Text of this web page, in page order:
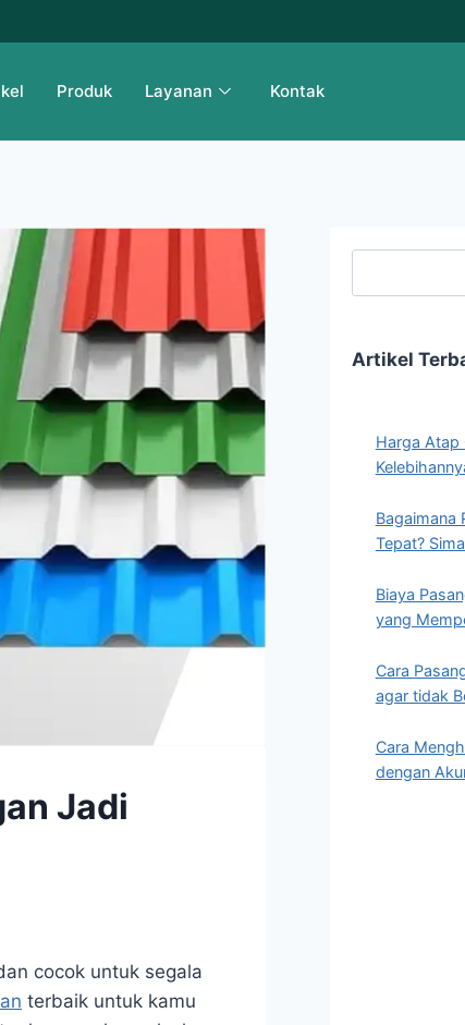
Produk Layanan Kontak
Jadi
cocok untuk segala
terbaik untuk kamu
Artikel
Harga Atap
Bagaimana
Tepat?
Biaya
yang
Cara
agar tidak
Cara
dengan